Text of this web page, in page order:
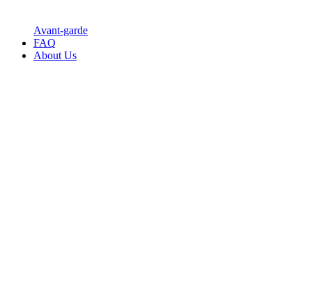
Avant-garde
FAQ
About Us